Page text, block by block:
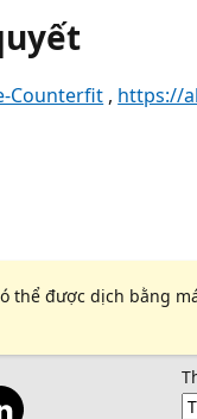
Counterfit , https://
thể được dịch bằng